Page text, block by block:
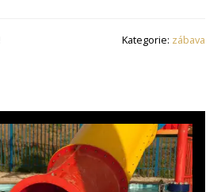
Kategorie: zábava